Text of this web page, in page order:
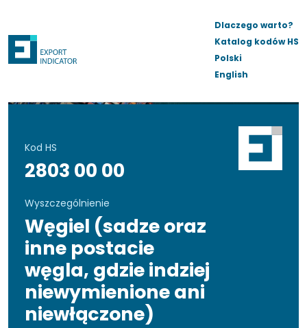
Dlaczego warto?
Katalog kodów HS
Polski
English
Kod HS
2803 00 00
Wyszczególnienie
Węgiel (sadze oraz
inne postacie
węgla, gdzie indziej
niewymienione ani
niewłączone)